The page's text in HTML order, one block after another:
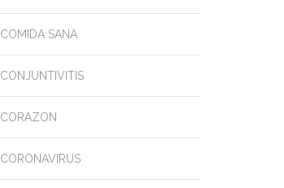
COMIDA SANA
CONJUNTIVITIS
CORAZON
CORONAVIRUS